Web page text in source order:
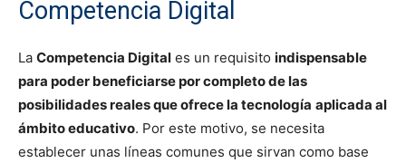
Competencia Digital
La Competencia Digital es un requisito indispensable
para poder beneficiarse por completo de las
posibilidades reales que ofrece la tecnología aplicada al
ámbito educativo. Por este motivo, se necesita
establecer unas líneas comunes que sirvan como base